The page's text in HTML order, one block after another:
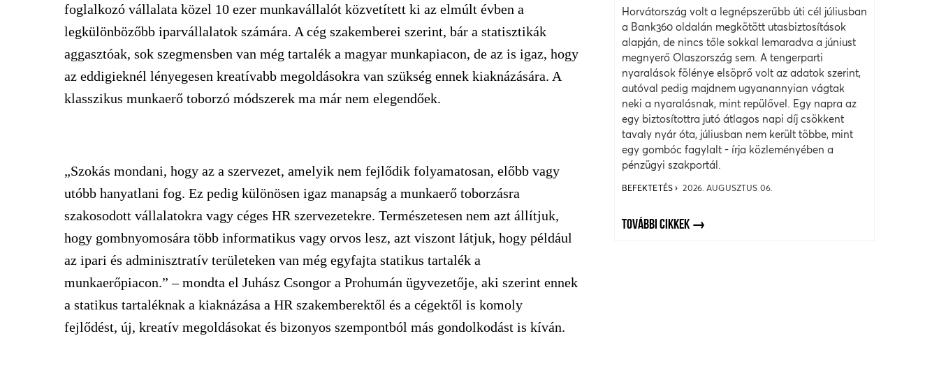
foglalkozó vállalata közel 10 ezer munkavállalót közvetített ki az elmúlt évben a
legkülönbözőbb iparvállalatok számára. A cég szakemberei szerint, bár a statisztikák
aggasztóak, sok szegmensben van még tartalék a magyar munkapiacon, de az is igaz, hogy
az eddigieknél lényegesen kreatívabb megoldásokra van szükség ennek kiaknázására. A
klasszikus munkaerő toborzó módszerek ma már nem elegendőek.
„Szokás mondani, hogy az a szervezet, amelyik nem fejlődik folyamatosan, előbb vagy
utóbb hanyatlani fog. Ez pedig különösen igaz manapság a munkaerő toborzásra
szakosodott vállalatokra vagy céges HR szervezetekre. Természetesen nem azt állítjuk,
hogy gombnyomosára több informatikus vagy orvos lesz, azt viszont látjuk, hogy például
az ipari és adminisztratív területeken van még egyfajta statikus tartalék a
munkaerőpiacon.” – mondta el Juhász Csongor a Prohumán ügyvezetője, aki szerint ennek
a statikus tartaléknak a kiaknázása a HR szakemberektől és a cégektől is komoly
fejlődést, új, kreatív megoldásokat és bizonyos szempontból más gondolkodást is kíván.
Horvátország volt a legnépszerűbb úti cél júliusban
a Bank360 oldalán megkötött utasbiztosítások
alapján, de nincs tőle sokkal lemaradva a júniust
megnyerő Olaszország sem. A tengerparti
nyaralások fölénye elsöprő volt az adatok szerint,
autóval pedig majdnem ugyanannyian vágtak
neki a nyaralásnak, mint repülővel. Egy napra az
egy biztosítottra jutó átlagos napi díj csökkent
tavaly nyár óta, júliusban nem került többe, mint
egy gombóc fagylalt - írja közleményében a
pénzügyi szakportál.
BEFEKTETÉS 2026. AUGUSZTUS 06.
TOVÁBBI CIKKEK